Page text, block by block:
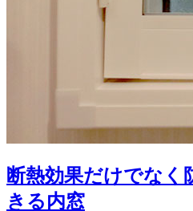
断熱効果だけでなく
きる内窓